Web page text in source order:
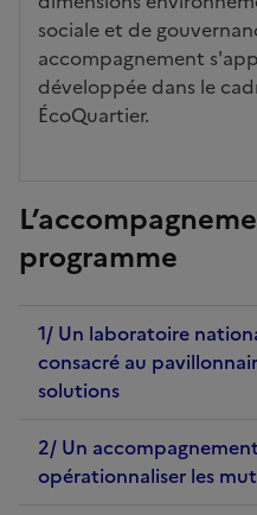
sociale et de
accompagnement
développée dans le
ÉcoQuartier.
programme
1/ Un laboratoire
consacré au
solutions
2/ Un
opérationnaliser les